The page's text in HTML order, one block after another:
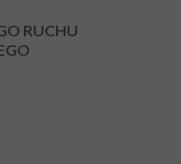
RUCHU